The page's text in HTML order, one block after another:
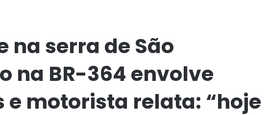
na serra de São
na BR-364 envolve
e motorista relata: “hoje